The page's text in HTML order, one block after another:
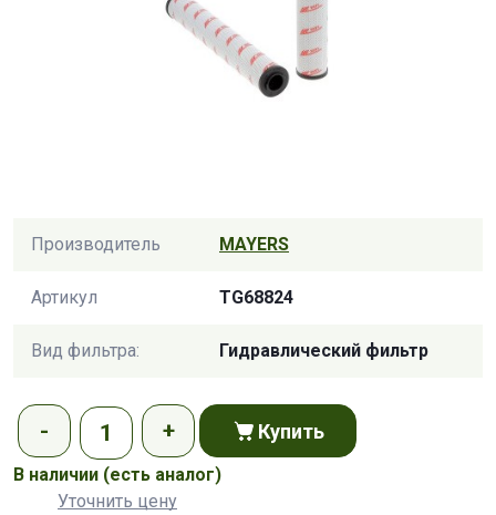
Производитель MAYERS
Артикул TG68824
Вид фильтра: Гидравлический фильтр
Купить
В наличии (есть аналог)
Уточнить цену